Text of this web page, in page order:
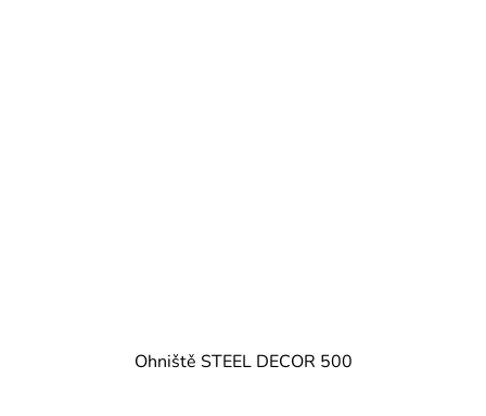
Ohniště STEEL DECOR 500